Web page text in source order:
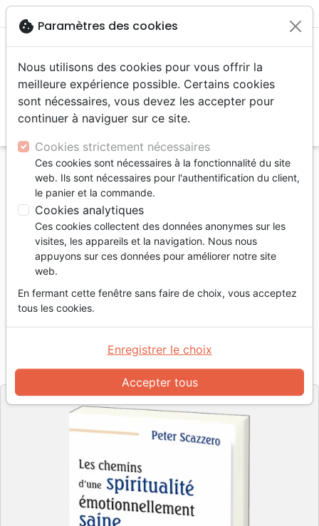
menu
Accueil Livres Edification
Croissance spirituelle
Chemins d'une spiritualité émotionnellement saine
(Les) - La maturité spirituelle est inséparable de la
maturité émotionnelle
Les Chemins d'une spiritualité
émotionnellement saine
La maturité spirituelle est inséparable de
la maturité émotionnelle
Auteur :Peter Scazzero
EXL0322 EAN9782755003222
EditeurExcelsis
cookie Paramètres des cookies
Nous utilisons des cookies pour vous offrir la
meilleure expérience possible. Certains cookies
sont nécessaires, vous devez les accepter pour
continuer à naviguer sur ce site.
Cookies strictement nécessaires
Ces cookies sont nécessaires à la fonctionnalité du site
web. Ils sont nécessaires pour l'authentification du client,
le panier et la commande.
Cookies analytiques
Ces cookies collectent des données anonymes sur les
visites, les appareils et la navigation. Nous nous
appuyons sur ces données pour améliorer notre site
web.
En fermant cette fenêtre sans faire de choix, vous acceptez
tous les cookies.
Accepter tous
Enregistrer le choix